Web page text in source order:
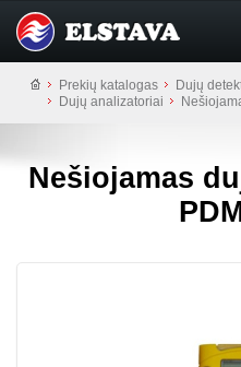
Prekių katalogas
Dujų
Dujų analizatoriai
Nešiojamas